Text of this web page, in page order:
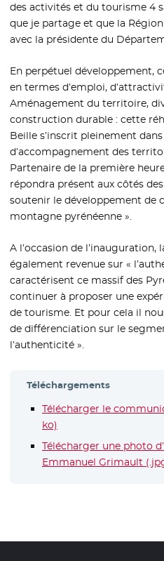
des activités et du tourisme 4
que je partage et que la
avec la présidente du
En perpétuel développement,
en termes d’emploi,
Aménagement du territoire,
construction durable : cette
Beille s’inscrit pleinement
d’accompagnement des
Partenaire de la première
répondra présent aux côtés
soutenir le développement de
montagne pyrénéenne ».
A l’occasion de l’inauguration,
également revenue sur «
caractérisent ce massif des
continuer à proposer une
de tourisme. Et pour cela il
de différenciation sur le
l’authenticité ».
Téléchargements
Télécharger le
ko)
Télécharger une photo
Emmanuel Grimault